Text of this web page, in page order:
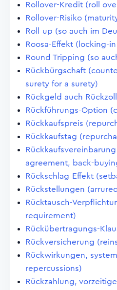
Rollover-Kredit (roll
Rollover-Risiko
Roll-up (so auch im
Roosa-Effekt (locking-
Round Tripping (so
Rückbürgschaft
surety for a surety)
Rückgeld auch
Rückführungs-Option
Rückkaufspreis
Rückkaufstag
agreement, back-
Rückschlag-Effekt
Rückstellungen
Rücktausch-
requirement)
Rückübertragungs-
Rückversicherung
Rückwirkungen,
repercussions)
Rückzahlung,